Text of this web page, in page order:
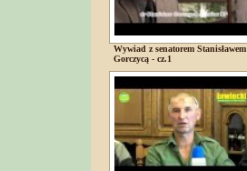
Wywiad z senatorem Stanisławem
Gorczycą - cz.1